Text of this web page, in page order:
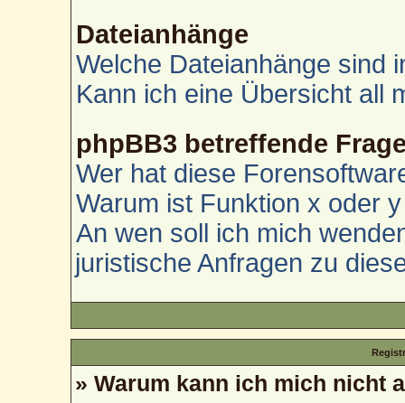
Dateianhänge
Welche Dateianhänge sind
Kann ich eine Übersicht all
phpBB3 betreffende
Wer hat diese
Warum ist Funktion x oder
An wen soll ich mich
juristische Anfragen zu
» Warum kann ich mich nicht